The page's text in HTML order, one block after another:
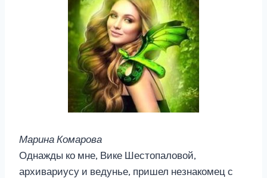
Марина Комарова
Однажды ко мне, Вике Шестопаловой,
архивариусу и ведунье, пришел незнакомец с